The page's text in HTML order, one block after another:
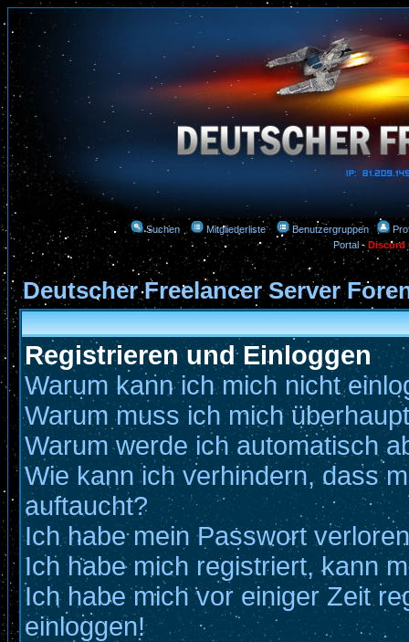
Suchen Mitgliederliste Benutzergruppen
Portal-Discord
Deutscher Freelancer Server
Registrieren und Einloggen
Warum kann ich mich nicht
Warum muss ich mich
Warum werde ich automatisch
Wie kann ich verhindern, dass
auftaucht?
Ich habe mein Passwort
Ich habe mich registriert, kann
Ich habe mich vor einiger Zeit
einloggen!